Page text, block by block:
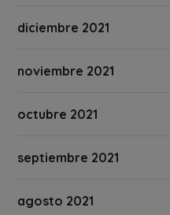
diciembre 2021
noviembre 2021
octubre 2021
septiembre 2021
agosto 2021